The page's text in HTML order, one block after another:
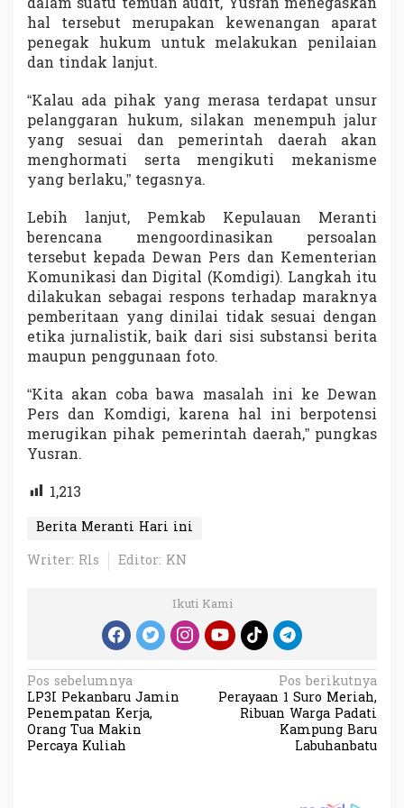
hal tersebut merupakan kewenangan aparat
penegak hukum untuk melakukan penilaian
dan tindak lanjut.
“Kalau ada pihak yang merasa terdapat unsur
pelanggaran hukum, silakan menempuh jalur
yang sesuai dan pemerintah daerah akan
menghormati serta mengikuti mekanisme
yang berlaku,” tegasnya.
Lebih lanjut, Pemkab Kepulauan Meranti
berencana mengoordinasikan persoalan
tersebut kepada Dewan Pers dan Kementerian
Komunikasi dan Digital (Komdigi). Langkah itu
dilakukan sebagai respons terhadap maraknya
pemberitaan yang dinilai tidak sesuai dengan
etika jurnalistik, baik dari sisi substansi berita
maupun penggunaan foto.
“Kita akan coba bawa masalah ini ke Dewan
Pers dan Komdigi, karena hal ini berpotensi
merugikan pihak pemerintah daerah,” pungkas
Yusran.
1,213
Berita Meranti Hari ini
Writer: Rls
Editor: KN
Ikuti Kami
N
a
v
Pos sebelumnya
LP3I Pekanbaru Jamin
Penempatan Kerja,
Orang Tua Makin
Percaya Kuliah
Pos berikutnya
Perayaan 1 Suro Meriah,
Ribuan Warga Padati
Kampung Baru
Labuhanbatu